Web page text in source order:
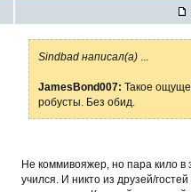
Sindbad написал(а)
JamesBond007: Такое
робусты. Без обид.
Не коммивояжер, но пара кило в
учился. И никто из друзей/